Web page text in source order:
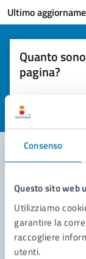
Consenso
Questo sito web
Utilizziamo
garantire la
raccogliere
utenti.
Ultimo
Quanto
pagina?
Valuta la
Seleziona il
Valuta 1 stelle
Contatta il
Leggi le
Richiedi